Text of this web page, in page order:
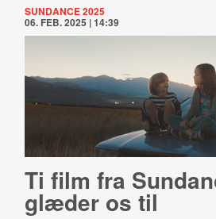
SUNDANCE 2025
06. FEB. 2025 | 14:39
Ti film fra
glæder os til